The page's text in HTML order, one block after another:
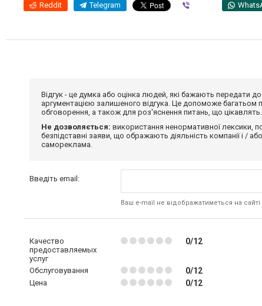
Reddit Telegram
Відгук - це думка або оцінка людей, які бажають передати
аргументацією залишеного відгука. Це допоможе багатьом
обговорення, а також для роз'яснення питань, що цікавлять.
Не дозволяється: використання ненормативної лексики,
безпідставні заяви, що ображають діяльність компанії і /
самореклама.
Введіть email:
Ваш e-mail не відображатиметься на сайті
Качество
предоставляемых
услуг
0/12
Обслуговування 0/12
Цена 0/12